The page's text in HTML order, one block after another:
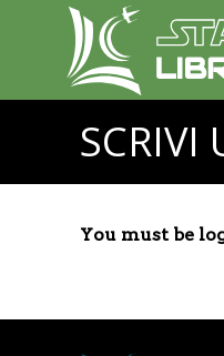
SCRIVI
You must be